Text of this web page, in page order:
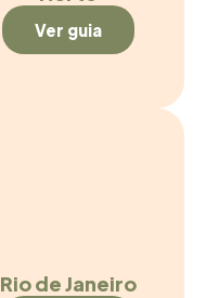
Ver guia
Rio de Janeiro